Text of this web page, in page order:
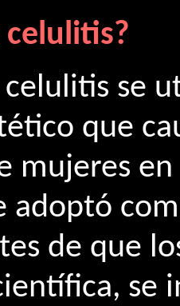
celulitis?
se
que
mujeres
adoptó
de que
se